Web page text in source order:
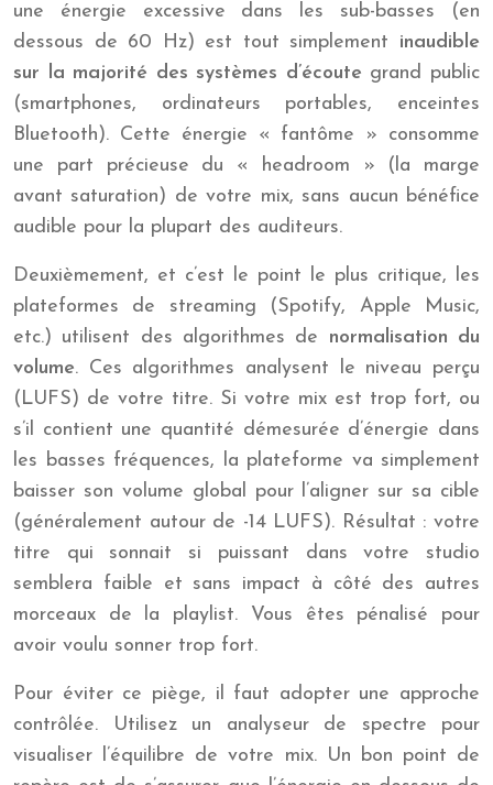
une énergie excessive dans les sub-basses (en
dessous de 60 Hz) est tout simplement inaudible
sur la majorité des systèmes d’écoute grand public
(smartphones, ordinateurs portables, enceintes
Bluetooth). Cette énergie « fantôme » consomme
une part précieuse du « headroom » (la marge
avant saturation) de votre mix, sans aucun bénéfice
audible pour la plupart des auditeurs.
Deuxièmement, et c’est le point le plus critique, les
plateformes de streaming (Spotify, Apple Music,
etc.) utilisent des algorithmes de normalisation du
volume. Ces algorithmes analysent le niveau perçu
(LUFS) de votre titre. Si votre mix est trop fort, ou
s’il contient une quantité démesurée d’énergie dans
les basses fréquences, la plateforme va simplement
baisser son volume global pour l’aligner sur sa cible
(généralement autour de -14 LUFS). Résultat : votre
titre qui sonnait si puissant dans votre studio
semblera faible et sans impact à côté des autres
morceaux de la playlist. Vous êtes pénalisé pour
avoir voulu sonner trop fort.
Pour éviter ce piège, il faut adopter une approche
contrôlée. Utilisez un analyseur de spectre pour
visualiser l’équilibre de votre mix. Un bon point de